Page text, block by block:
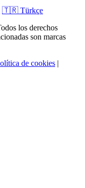
🇹🇷 Türkçe
los derechos
son marcas
de cookies |